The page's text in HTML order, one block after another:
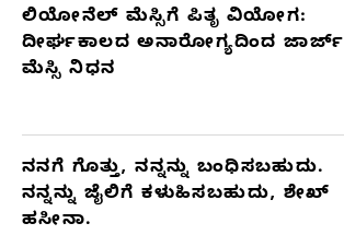
ಲಿಯೋನೆಲ್ ಮೆಸ್ಸಿಗೆ ಪಿತೃ ವಿಯೋಗ:
ದೀರ್ಘಕಾಲದ ಅನಾರೋಗ್ಯದಿಂದ ಜಾರ್ಜ್
ಮೆಸ್ಸಿ ನಿಧನ
ನನಗೆ ಗೊತ್ತು, ನನ್ನನ್ನು ಬಂಧಿಸಬಹುದು.
ನನ್ನನ್ನು ಜೈಲಿಗೆ ಕಳುಹಿಸಬಹುದು, ಶೇಖ್
ಹಸೀನಾ.